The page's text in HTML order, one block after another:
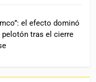
el efecto dominó
pelotón tras el cierre